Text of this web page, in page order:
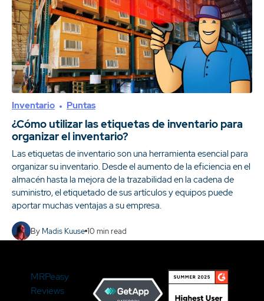
Inventario Puntas
¿Cómo utilizar las etiquetas de inventario para
organizar el inventario?
Las etiquetas de inventario son una herramienta esencial para
organizar su inventario. Desde el aumento de la eficiencia en el
almacén hasta la mejora de la trazabilidad en la cadena de
suministro, el etiquetado de sus artículos y equipos puede
aportar muchas ventajas a su empresa.
By Madis Kuuse 10 min read
MRPeasy
Reviews